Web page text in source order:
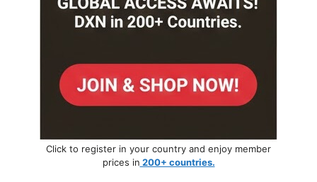
Click to register in your country and enjoy member
prices in 200+ countries.